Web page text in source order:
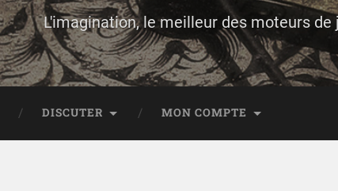
L'imagination, le meilleur des moteurs de
DISCUTER MON COMPTE